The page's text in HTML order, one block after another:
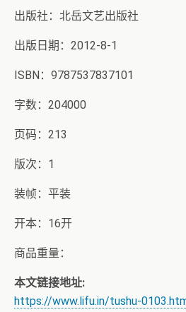
出版社：北岳文艺出版社
出版日期：2012-8-1
ISBN：9787537837101
字数：204000
页码：213
版次：1
装帧：平装
开本：16开
商品重量：
本文链接地址:
https://www.lifu.in/tushu-